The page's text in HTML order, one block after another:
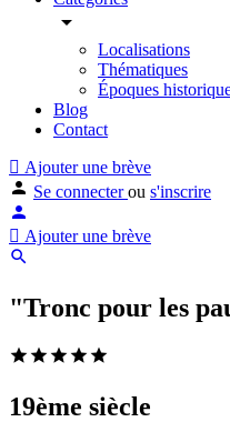
Localisations
Thématiques
Époques
Blog
Contact
Ajouter une brève
Se connecterou s'inscrire
Ajouter une brève
"Tronc pour les
19ème siècle